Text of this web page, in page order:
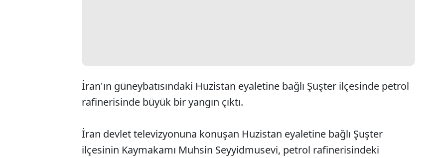
İran'ın güneybatısındaki Huzistan eyaletine bağlı Şuşter ilçesinde petrol
rafinerisinde büyük bir yangın çıktı.
İran devlet televizyonuna konuşan Huzistan eyaletine bağlı Şuşter
ilçesinin Kaymakamı Muhsin Seyyidmusevi, petrol rafinerisindeki